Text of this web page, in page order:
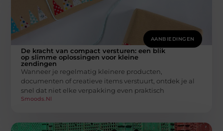
AANBIEDINGEN
De kracht van compact versturen: een blik
op slimme oplossingen voor kleine
zendingen
Wanneer je regelmatig kleinere producten,
documenten of creatieve items verstuurt, ontdek je al
snel dat niet elke verpakking even praktisch
Smoods.nl